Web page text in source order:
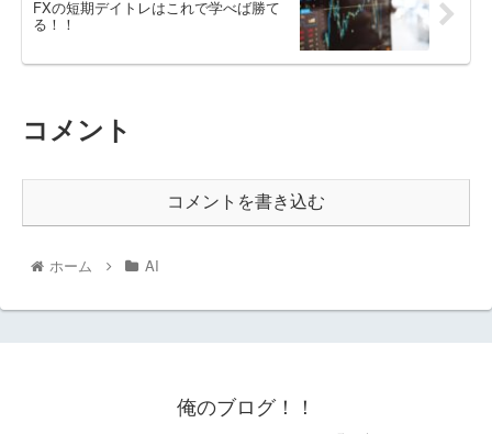
FXの短期デイトレはこれで学べば勝て
る！！
コメント
コメントを書き込む
ホーム AI
俺のブログ！！